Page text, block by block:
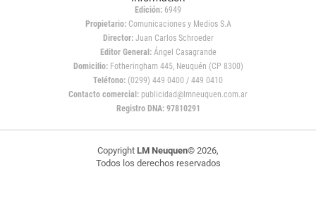
Edición: 6949
Propietario:Comunicaciones y Medios S.A
Director: Juan Carlos Schroeder
Editor General:Ángel Casagrande
Domicilio:Fotheringham 445, Neuquén (CP 8300)
Teléfono: (0299) 449 0400 / 449 0410
Contacto comercial: publicidad@lmneuquen.com.ar
Registro DNA: 97810291
Copyright LM Neuquen© 2026,
Todos los derechos reservados